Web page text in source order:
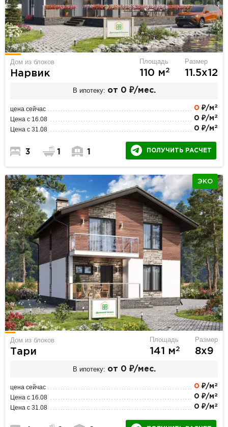
Дом из блоков
Нарвик
Площадь
110 м2
Размер
11.5х12
В ипотеку: от 0 ₽/мес.
цена сейчас 0 ₽/м 2
Цена с 16.08 0 ₽/м 2
Цена с 31.08 0 ₽/м 2
3 1 1 ПОЛУЧИТЬ РАСЧЕТ
ЭКО
Дом из блоков
Тари
Площадь
141 м2
Размер
8х9
В ипотеку: от 0 ₽/мес.
цена сейчас 0 ₽/м 2
Цена с 16.08 0 ₽/м 2
Цена с 31.08 0 ₽/м 2